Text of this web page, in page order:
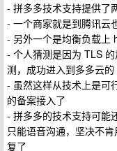
- 拼多多技术支持提供了
- 一个商家就是到腾讯云
- 另外一个是均衡负载上
- 个人猜测是因为 TLS
测，成功进入到多多云
- 虽然这样从技术上是可
的备案接入了
- 拼多多的技术支持可能
只能语音沟通，坚决不
复了